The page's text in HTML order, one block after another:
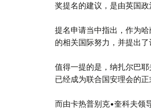
奖提名的建议，是由英国政
提名申请当中指出，作为
的相关国际努力，并提出
值得一提的是，纳扎尔巴
已经成为联合国安理会的正
而由卡热普别克•奎科夫领